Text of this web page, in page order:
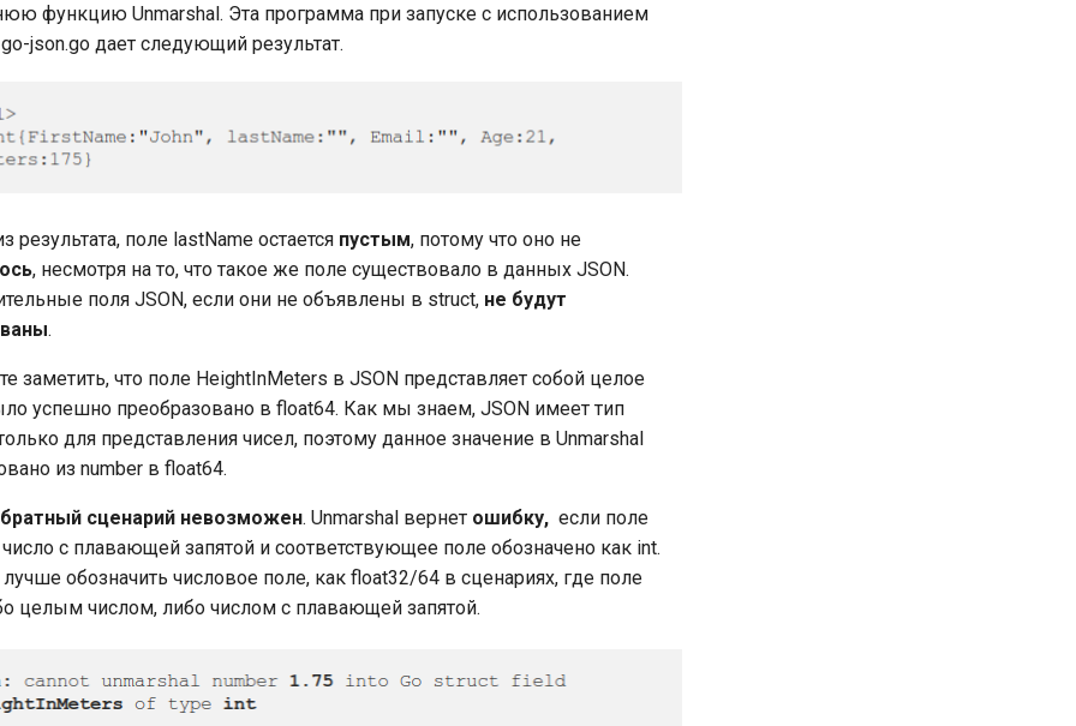
функцию Unmarshal. Эта программа при запуске с использованием
json.go дает следующий результат.
поле lastName остается пустым, потому что оно не
, несмотря на то, что такое же поле существовало в данных JSON.
поля JSON, если они не объявлены в struct, не будут
.
заметить, что поле HeightInMeters в JSON представляет собой целое
успешно преобразовано в float64. Как мы знаем, JSON имеет тип
для представления чисел, поэтому данное значение в Unmarshal
из number в float64.
сценарий невозможен. Unmarshal вернет ошибку, если поле
с плавающей запятой и соответствующее поле обозначено как int.
обозначить числовое поле, как float32/64 в сценариях, где поле
целым числом, либо числом с плавающей запятой.